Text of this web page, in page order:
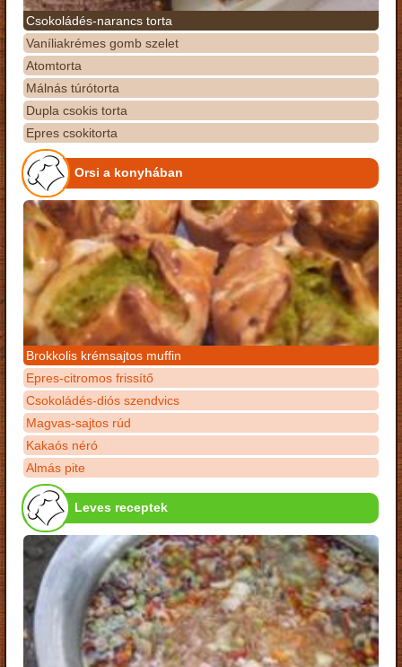
Csokoládés-narancs torta
Vaníliakrémes gomb szelet
Atomtorta
Málnás túrótorta
Dupla csokis torta
Epres csokitorta
Orsi a konyhában
Brokkolis krémsajtos muffin
Epres-citromos frissítő
Csokoládés-diós szendvics
Magvas-sajtos rúd
Kakaós néró
Almás pite
Leves receptek